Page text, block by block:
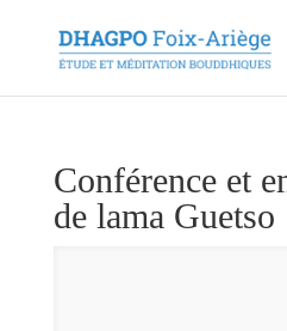
Conférence et
de lama Guetso